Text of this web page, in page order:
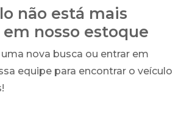
não está mais
nosso estoque
nova busca ou entrar em
equipe para encontrar o veículo